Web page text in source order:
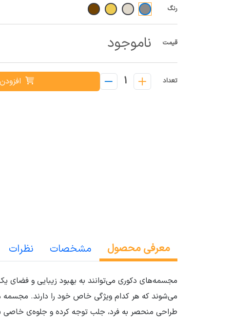
رنگ
قیمت ناموجود
تعداد 1
معرفی محصول مشخصات نظرات
مجسمه‌های دکوری می‌توانند به بهبود زیبایی و فضای
می‌شوند که هر کدام ویژگی خاص خود را دارند. مجسمه
طراحی منحصر به فرد، جلب توجه کرده و جلوه‌ی